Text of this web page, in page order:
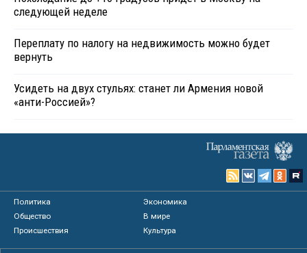
следующей неделе
Переплату по налогу на недвижимость можно будет
вернуть
Усидеть на двух стульях: станет ли Армения новой
«анти-Россией»?
Политика
Экономика
Общество
В мире
Происшествия
Культура